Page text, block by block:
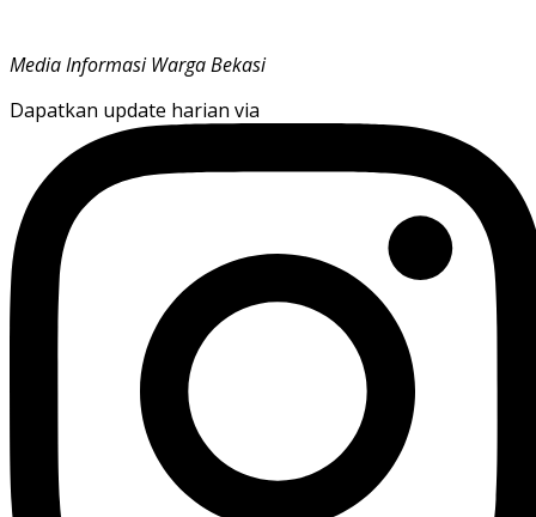
Media Informasi Warga Bekasi
Dapatkan update harian via